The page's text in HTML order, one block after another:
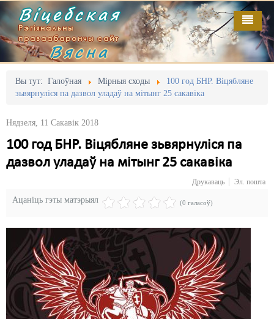
Віцебская
Рэгіянальны
праваабарончы сайт
Вясна
Вы тут: Галоўная Мірныя сходы
100 год БНР. Віцябляне
зьвярнуліся па дазвол уладаў на мітынг 25 сакавіка
Нядзеля, 11 Сакавік 2018
100 год БНР. Віцябляне зьвярнуліся па
дазвол уладаў на мітынг 25 сакавіка
Друкаваць Эл. пошта
Ацаніць гэты матэрыял (0 галасоў)
Галоўная
Адміністрацыйны перасьлед
Безбар'ернае асяродзьдзе
Дзяржава
Дыскрымінацыя
Затрыманьні
Карная псыхіятрыя
КПЧ ААН
Выданьні
Кантакт